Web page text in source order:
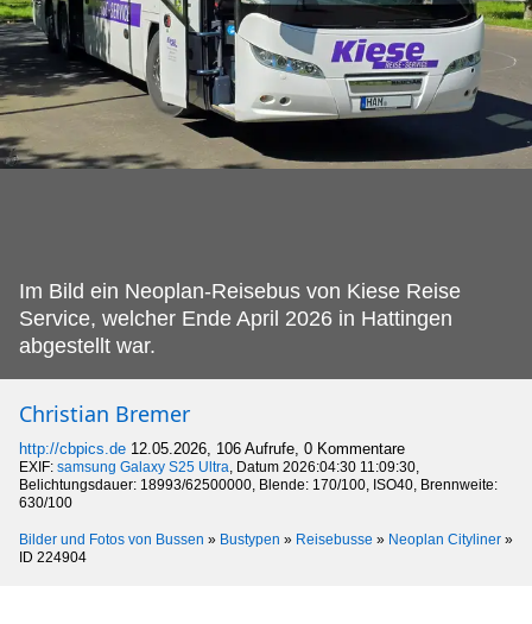
Im Bild ein Neoplan-Reisebus von Kiese Reise
Service, welcher Ende April 2026 in Hattingen
abgestellt war.
Christian Bremer
http://cbpics.de 12.05.2026, 106 Aufrufe, 0 Kommentare
EXIF: samsung Galaxy S25 Ultra, Datum 2026:04:30 11:09:30,
Belichtungsdauer: 18993/62500000, Blende: 170/100, ISO40, Brennweite:
630/100
Bilder und Fotos von Bussen » Bustypen » Reisebusse » Neoplan Cityliner »
ID 224904